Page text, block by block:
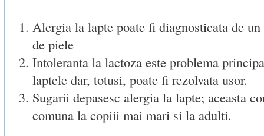
Alergia la lapte poate fi diagnosticata de
de piele
Intoleranta la lactoza este problema
laptele dar, totusi, poate fi rezolvata usor.
Sugarii depasesc alergia la lapte; aceasta
comuna la copiii mai mari si la adulti.